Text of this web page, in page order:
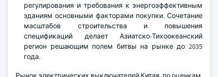
регулирования и требования к энергоэффективным
зданиям основными факторами покупки. Сочетание
масштабов строительства и повышения
спецификаций делает Азиатско-Тихоокеанский
регион решающим полем битвы на рынке до 2035
года.